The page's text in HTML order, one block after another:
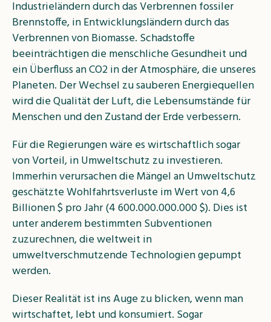
Industrieländern durch das Verbrennen fossiler
Brennstoffe, in Entwicklungsländern durch das
Verbrennen von Biomasse. Schadstoffe
beeinträchtigen die menschliche Gesundheit und
ein Überfluss an CO2in der Atmosphäre, die unseres
Planeten. Der Wechsel zu sauberen Energiequellen
wird die Qualität der Luft, die Lebensumstände für
Menschen und den Zustand der Erde verbessern.
Für die Regierungen wäre es wirtschaftlich sogar
von Vorteil, in Umweltschutz zu investieren.
Immerhin verursachen die Mängel an Umweltschutz
geschätzte Wohlfahrtsverluste im Wert von 4,6
Billionen $ pro Jahr (4 600.000.000.000 $). Dies ist
unter anderem bestimmten Subventionen
zuzurechnen, die weltweit in
umweltverschmutzende Technologien gepumpt
werden.
Dieser Realität ist ins Auge zu blicken, wenn man
wirtschaftet, lebt und konsumiert. Sogar